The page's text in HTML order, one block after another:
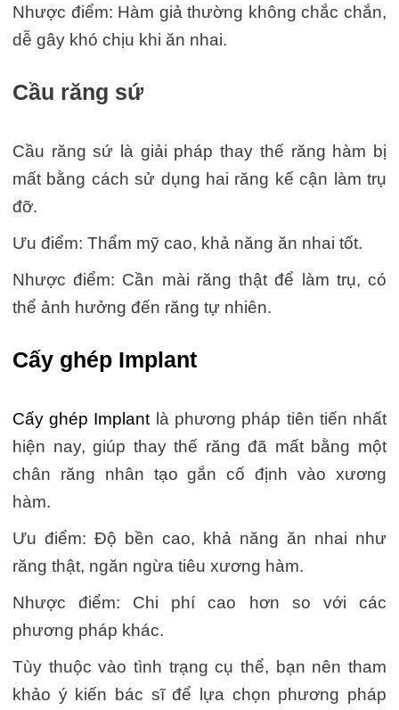
Nhược điểm: Hàm giả thường không chắc chắn,
dễ gây khó chịu khi ăn nhai.
Cầu răng sứ
Cầu răng sứ là giải pháp thay thế răng hàm bị
mất bằng cách sử dụng hai răng kế cận làm trụ
đỡ.
Ưu điểm: Thẩm mỹ cao, khả năng ăn nhai tốt.
Nhược điểm: Cần mài răng thật để làm trụ, có
thể ảnh hưởng đến răng tự nhiên.
Cấy ghép Implant
Cấy ghép Implant là phương pháp tiên tiến nhất
hiện nay, giúp thay thế răng đã mất bằng một
chân răng nhân tạo gắn cố định vào xương
hàm.
Ưu điểm: Độ bền cao, khả năng ăn nhai như
răng thật, ngăn ngừa tiêu xương hàm.
Nhược điểm: Chi phí cao hơn so với các
phương pháp khác.
Tùy thuộc vào tình trạng cụ thể, bạn nên tham
khảo ý kiến bác sĩ để lựa chọn phương pháp